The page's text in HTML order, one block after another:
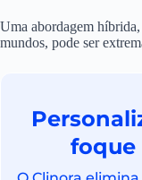
Uma abordagem
mundos, pode ser
foque